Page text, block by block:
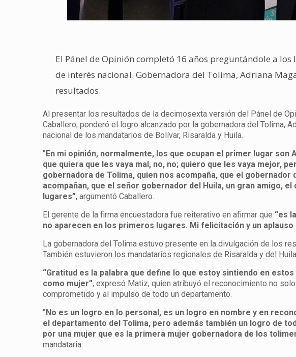
El Pánel de Opinión completó 16 años preguntándole a
de interés nacional. Gobernadora del Tolima, Adriana
resultados.
Al presentar los resultados de la decimosexta versión del Pánel de
Caballero, ponderó el logro alcanzado por la gobernadora del Tolima,
nacional de los mandatarios de Bolívar, Risaralda y Huila.
"En mi opinión, normalmente, los que ocupan el primer lugar son
que quiera que les vaya mal, no, no; quiero que les vaya mejor,
gobernadora de Tolima, quien nos acompaña, que el
acompañan, que el señor gobernador del Huila, un gran amigo,
lugares”, argumentó Caballero.
El gerente de la firma encuestadora fue reiterativo en afirmar que “es
no aparecen en los primeros lugares. Mi felicitación y un aplauso
La gobernadora del Tolima estuvo presente en la divulgación de los
También estuvieron los mandatarios regionales de Risaralda y del
“Gratitud es la palabra que define lo que estoy sintiendo en
como mujer”, expresó Matiz, quien atribuyó el reconocimiento no
comprometido y al impulso de todo un departamento.
"No es un logro en lo personal, es un logro en nombre y en
el departamento del Tolima, pero además también un logro de
por una mujer que es la primera mujer gobernadora de los
mandataria.